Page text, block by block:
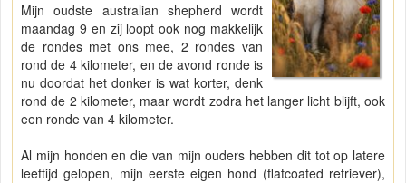
Mijn oudste australian shepherd wordt
maandag 9 en zij loopt ook nog makkelijk
de rondes met ons mee, 2 rondes van
rond de 4 kilometer, en de avond ronde is
nu doordat het donker is wat korter, denk
rond de 2 kilometer, maar wordt zodra het langer licht blijft, ook
een ronde van 4 kilometer.
Al mijn honden en die van mijn ouders hebben dit tot op latere
leeftijd gelopen, mijn eerste eigen hond (flatcoated retriever),